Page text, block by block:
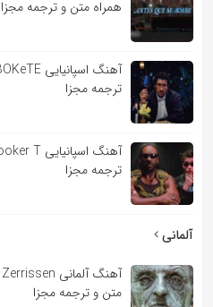
همراه متن و ترجمه مجزا
ترجمه مجزا
ترجمه مجزا
آلمانی
متن و ترجمه مجزا